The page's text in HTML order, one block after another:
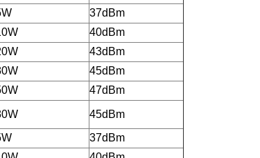
37dBm
40dBm
43dBm
45dBm
47dBm
45dBm
37dBm